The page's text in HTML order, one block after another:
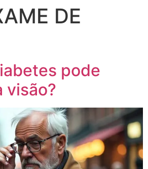
DE
pode
visão?